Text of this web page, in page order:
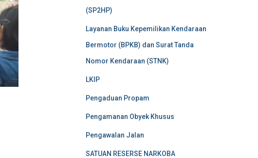
(SP2HP)
Layanan Buku Kepemilikan Kendaraan
Bermotor (BPKB) dan Surat Tanda
Nomor Kendaraan (STNK)
LKIP
Pengaduan Propam
Pengamanan Obyek Khusus
Pengawalan Jalan
SATUAN RESERSE NARKOBA